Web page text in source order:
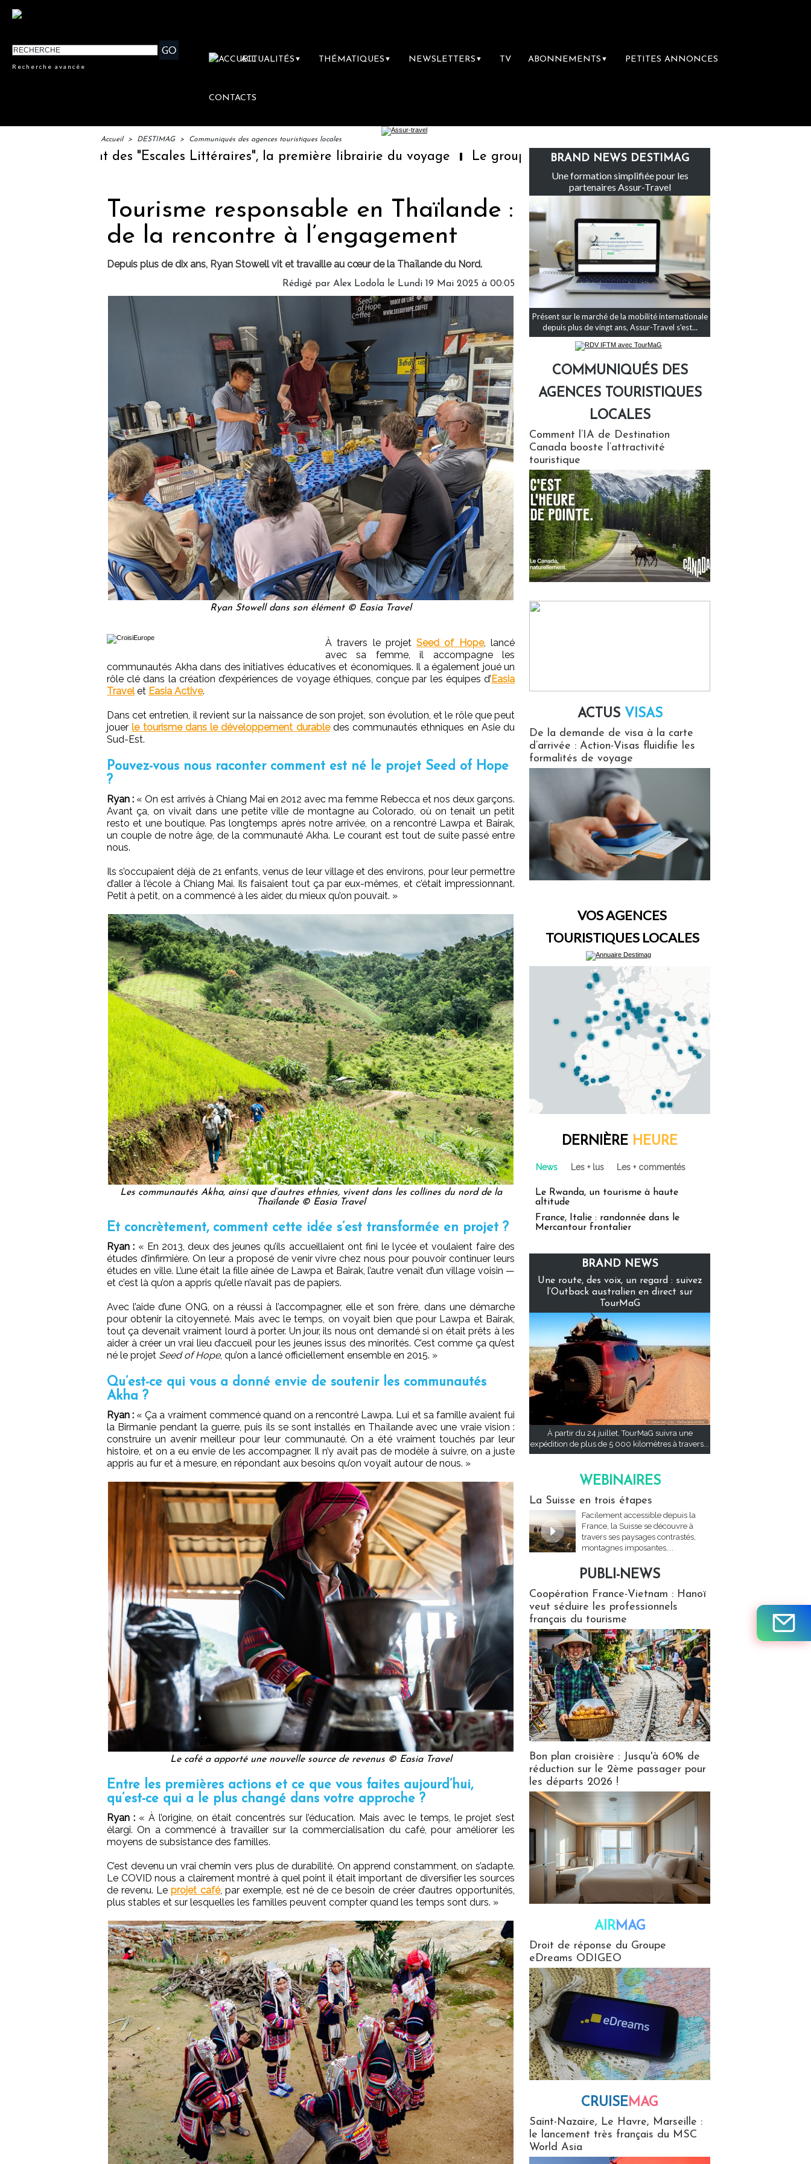
Recherche avancée
ACTUALITÉS ▼ THÉMATIQUES ▼ NEWSLETTERS ▼ TV ABONNEMENTS ▼ PETITES ANNONCES
CONTACTS
Accueil > DESTIMAG > Communiqués des agences touristiques locales
: lancement des "Escales Littéraires", la première librairie du voyage Le groupe Sainte-Claire rachète Eden Tour
Tourisme responsable en Thaïlande :
de la rencontre à l’engagement
Depuis plus de dix ans, Ryan Stowell vit et travaille au cœur de la Thaïlande du Nord.
Rédigé par Alex Lodola le Lundi 19 Mai 2025 à 00:05
Ryan Stowell dans son élément © Easia Travel
À travers le projetSeed of Hope, lancé
avec sa femme, il accompagne les
communautés Akha dans des initiatives éducatives et économiques. Il a également joué un
rôle clé dans la création d’expériences de voyage éthiques, conçue par les équipes d’Easia
Travelet Easia Active.
Dans cet entretien, il revient sur la naissance de son projet, son évolution, et le rôle que peut
jouerle tourisme dans le développement durabledes communautés ethniques en Asie du
Sud-Est.
Pouvez-vous nous raconter comment est né le projet Seed of Hope
?
Ryan : « On est arrivés à Chiang Mai en 2012 avec ma femme Rebecca et nos deux garçons.
Avant ça, on vivait dans une petite ville de montagne au Colorado, où on tenait un petit
resto et une boutique. Pas longtemps après notre arrivée, on a rencontré Lawpa et Bairak,
un couple de notre âge, de la communauté Akha. Le courant est tout de suite passé entre
nous.
Ils s’occupaient déjà de 21 enfants, venus de leur village et des environs, pour leur permettre
d’aller à l’école à Chiang Mai. Ils faisaient tout ça par eux-mêmes, et c’était impressionnant.
Petit à petit, on a commencé à les aider, du mieux qu’on pouvait. »
Les communautés Akha, ainsi que d’autres ethnies, vivent dans les collines du nord de la
Thaïlande © Easia Travel
Et concrètement, comment cette idée s’est transformée en projet ?
Ryan : « En 2013, deux des jeunes qu’ils accueillaient ont fini le lycée et voulaient faire des
études d’infirmière. On leur a proposé de venir vivre chez nous pour pouvoir continuer leurs
études en ville. L’une était la fille aînée de Lawpa et Bairak, l’autre venait d’un village voisin —
et c’est là qu’on a appris qu’elle n’avait pas de papiers.
Avec l’aide d’une ONG, on a réussi à l’accompagner, elle et son frère, dans une démarche
pour obtenir la citoyenneté. Mais avec le temps, on voyait bien que pour Lawpa et Bairak,
tout ça devenait vraiment lourd à porter. Un jour, ils nous ont demandé si on était prêts à les
aider à créer un vrai lieu d’accueil pour les jeunes issus des minorités. C’est comme ça qu’est
né le projet Seed of Hope, qu’on a lancé officiellement ensemble en 2015. »
Qu’est-ce qui vous a donné envie de soutenir les communautés
Akha ?
Ryan : « Ça a vraiment commencé quand on a rencontré Lawpa. Lui et sa famille avaient fui
la Birmanie pendant la guerre, puis ils se sont installés en Thaïlande avec une vraie vision :
construire un avenir meilleur pour leur communauté. On a été vraiment touchés par leur
histoire, et on a eu envie de les accompagner. Il n’y avait pas de modèle à suivre, on a juste
appris au fur et à mesure, en répondant aux besoins qu’on voyait autour de nous. »
Le café a apporté une nouvelle source de revenus © Easia Travel
Entre les premières actions et ce que vous faites aujourd’hui,
qu’est-ce qui a le plus changé dans votre approche ?
Ryan : « À l’origine, on était concentrés sur l’éducation. Mais avec le temps, le projet s’est
élargi. On a commencé à travailler sur la commercialisation du café, pour améliorer les
moyens de subsistance des familles.
C’est devenu un vrai chemin vers plus de durabilité. On apprend constamment, on s’adapte.
Le COVID nous a clairement montré à quel point il était important de diversifier les sources
de revenu. Leprojet café, par exemple, est né de ce besoin de créer d’autres opportunités,
plus stables et sur lesquelles les familles peuvent compter quand les temps sont durs. »
BRAND NEWS DESTIMAG
Une formation simplifiée pour les
partenaires Assur-Travel
Présent sur le marché de la mobilité internationale
depuis plus de vingt ans, Assur-Travel s'est...
COMMUNIQUÉS DES
AGENCES TOURISTIQUES
LOCALES
Comment l’IA de Destination
Canada booste l’attractivité
touristique
ACTUS VISAS
De la demande de visa à la carte
d’arrivée : Action-Visas fluidifie les
formalités de voyage
VOS AGENCES
TOURISTIQUES LOCALES
DERNIÈRE HEURE
News Les + lus Les + commentés
Le Rwanda, un tourisme à haute
altitude
France, Italie : randonnée dans le
Mercantour frontalier
BRAND NEWS
Une route, des voix, un regard : suivez
l’Outback australien en direct sur
TourMaG
À partir du 24 juillet, TourMaG suivra une
expédition de plus de 5 000 kilomètres à travers...
WEBINAIRES
La Suisse en trois étapes
Facilement accessible depuis la
France, la Suisse se découvre à
travers ses paysages contrastés,
montagnes imposantes,...
PUBLI-NEWS
Coopération France-Vietnam : Hanoï
veut séduire les professionnels
français du tourisme
Bon plan croisière : Jusqu'à 60% de
réduction sur le 2ème passager pour
les départs 2026 !
AIRMAG
Droit de réponse du Groupe
eDreams ODIGEO
CRUISEMAG
Saint-Nazaire, Le Havre, Marseille :
le lancement très français du MSC
World Asia